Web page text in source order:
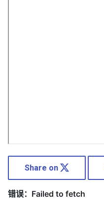
Share on